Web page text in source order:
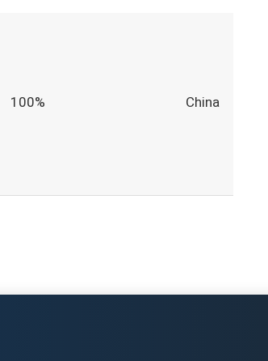
China
100%